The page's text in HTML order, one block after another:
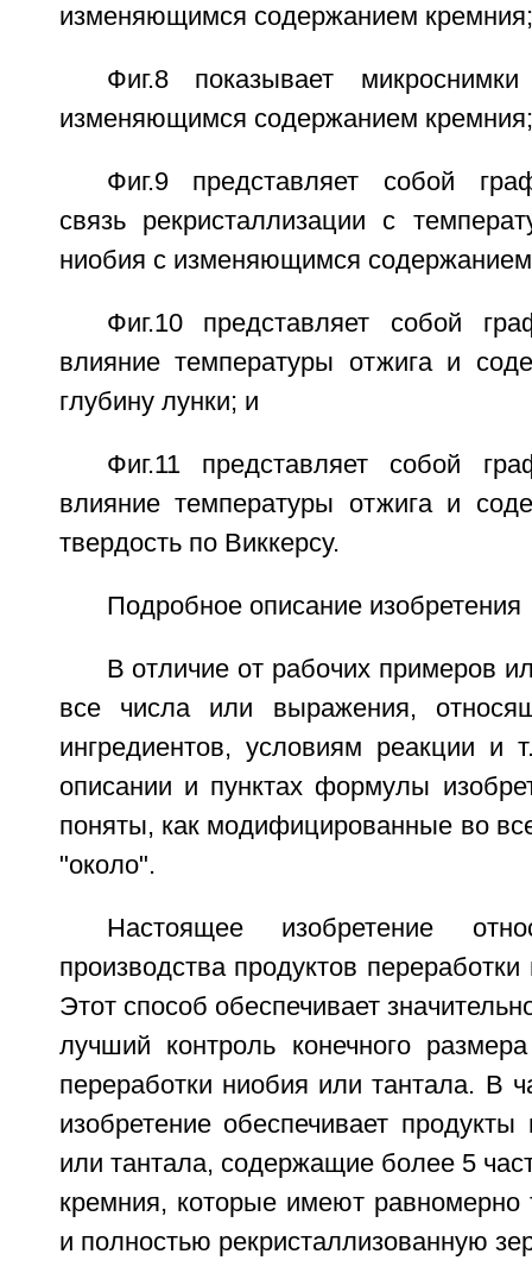
изменяющимся содержанием кремния;
Фиг.8 показывает
изменяющимся содержанием кремния;
Фиг.9 представляет собой
связь рекристаллизации с
ниобия с изменяющимся
Фиг.10 представляет собой
влияние температуры отжига и
глубину лунки; и
Фиг.11 представляет собой
влияние температуры отжига и
твердость по Виккерсу.
Подробное описание изобретения
В отличие от рабочих примеров
все числа или выражения,
ингредиентов, условиям реакции и
описании и пунктах формулы
поняты, как модифицированные во
"около".
Настоящее изобретение
производства продуктов
Этот способ обеспечивает
лучший контроль конечного
переработки ниобия или тантала. В
изобретение обеспечивает
или тантала, содержащие более 5
кремния, которые имеют
и полностью рекристаллизованную